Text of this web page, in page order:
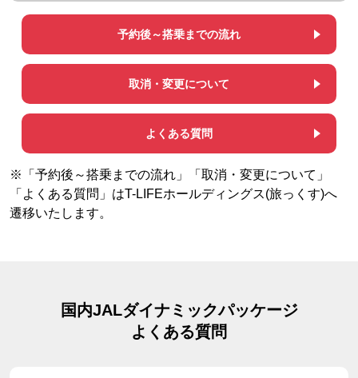
予約後～搭乗までの流れ
取消・変更について
よくある質問
※「予約後～搭乗までの流れ」「取消・変更について」
「よくある質問」はT-LIFEホールディングス(旅っくす)へ
遷移いたします。
国内JALダイナミックパッケージ
よくある質問